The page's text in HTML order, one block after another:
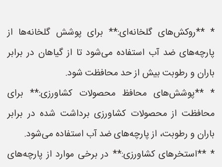
* **روکش‌های گلخانه‌ای:** برای پوشش گلخانه‌ها از
پارچه‌های ضد آب استفاده می‌شود تا از گیاهان در برابر
باران و رطوبت بیش از حد محافظت شود.
* **پوشش‌های محافظ محصولات کشاورزی:** برای
محافظت از محصولات کشاورزی برداشت شده در برابر
باران و رطوبت، از پارچه‌های ضد آب استفاده می‌شود.
* **استخرهای کشاورزی:** در برخی موارد از پارچه‌های